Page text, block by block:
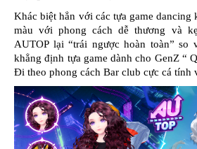
Khác biệt hẳn với các tựa game dancing
màu với phong cách dễ thương và
AUTOP lại “trái ngược hoàn toàn”
khẳng định tựa game dành cho GenZ “
Đi theo phong cách Bar club cực cá tính